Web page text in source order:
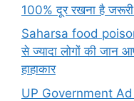
100% दूर रखना है
Saharsa food
से ज्यादा लोगों की जान
हाहाकार
UP Government Ad